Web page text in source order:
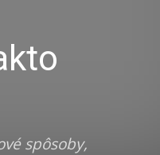
spôsoby,